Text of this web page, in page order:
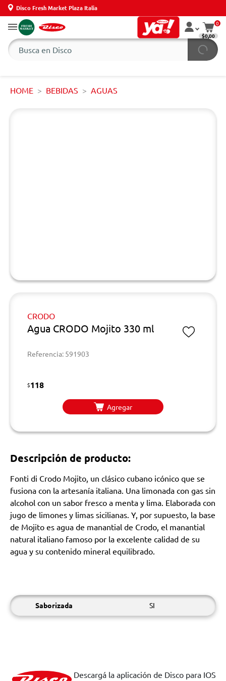
Disco Fresh Market Plaza Italia
0
$0,00
HOME BEBIDAS AGUAS
CRODO
Agua CRODO Mojito 330 ml
Referencia: 591903
$118
Agregar
Descripción de producto:
Fonti di Crodo Mojito, un clásico cubano icónico que se
fusiona con la artesanía italiana. Una limonada con gas sin
alcohol con un sabor fresco a menta y lima. Elaborada con
jugo de limones y limas sicilianas. Y, por supuesto, la base
de Mojito es agua de manantial de Crodo, el manantial
natural italiano famoso por la excelente calidad de su
agua y su contenido mineral equilibrado.
Saborizada SI
Descargá la aplicación de Disco para IOS